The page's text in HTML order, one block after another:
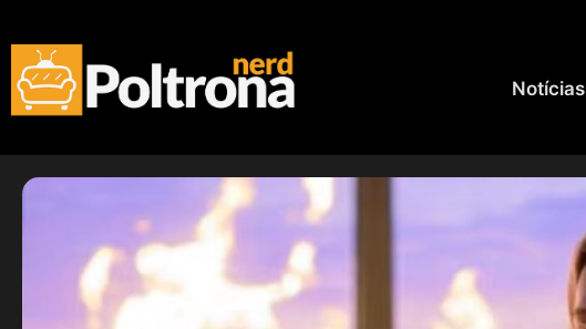
Notícias